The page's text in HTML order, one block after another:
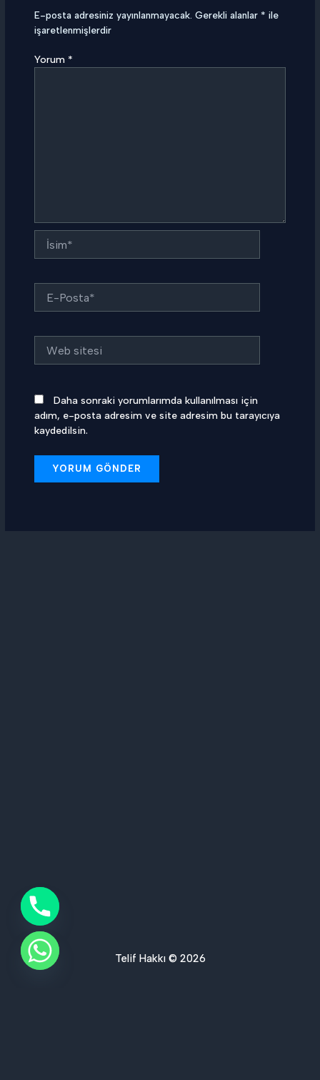
E-posta adresiniz yayınlanmayacak. Gerekli alanlar * ile
işaretlenmişlerdir
Yorum *
İsim*
Posta*
sitesi
Daha sonraki yorumlarımda kullanılması için
adım, e-posta adresim ve site adresim bu tarayıcıya
kaydedilsin.
Telif Hakkı © 2026